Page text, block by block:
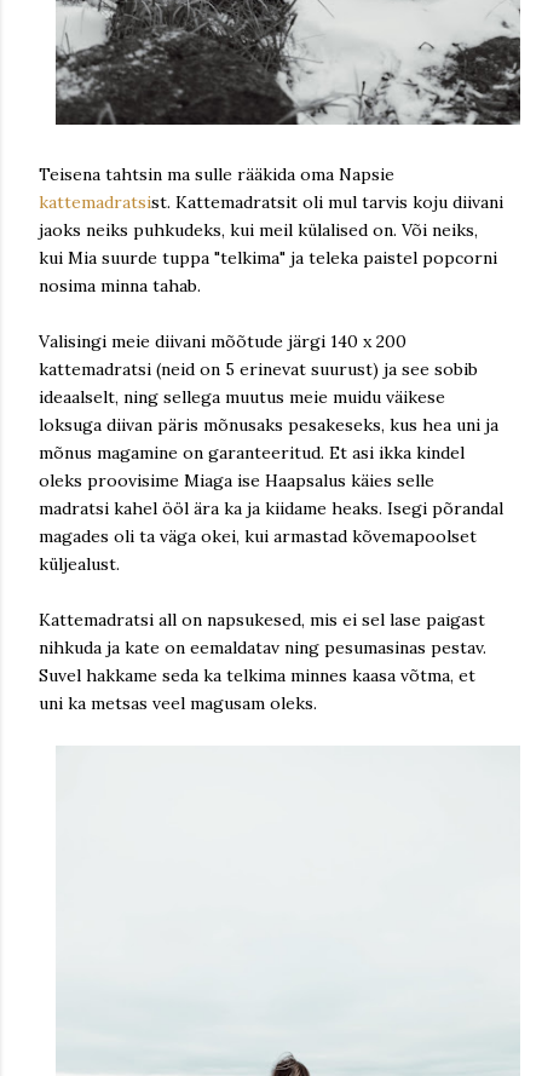
Teisena tahtsin ma sulle rääkida oma Napsie
kattemadratsist. Kattemadratsit oli mul tarvis koju diivani
jaoks neiks puhkudeks, kui meil külalised on. Või neiks,
kui Mia suurde tuppa "telkima" ja teleka paistel popcorni
nosima minna tahab.
Valisingi meie diivani mõõtude järgi 140 x 200
kattemadratsi (neid on 5 erinevat suurust) ja see sobib
ideaalselt, ning sellega muutus meie muidu väikese
loksuga diivan päris mõnusaks pesakeseks, kus hea uni ja
mõnus magamine on garanteeritud. Et asi ikka kindel
oleks proovisime Miaga ise Haapsalus käies selle
madratsi kahel ööl ära ka ja kiidame heaks. Isegi põrandal
magades oli ta väga okei, kui armastad kõvemapoolset
küljealust.
Kattemadratsi all on napsukesed, mis ei sel lase paigast
nihkuda ja kate on eemaldatav ning pesumasinas pestav.
Suvel hakkame seda ka telkima minnes kaasa võtma, et
uni ka metsas veel magusam oleks.